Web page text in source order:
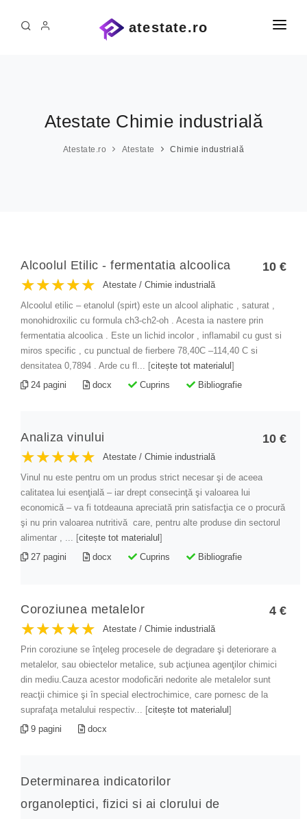
atestate.ro
Automatică
Chimie industrială
Comerț
Construcții, instalații și lucrări publice
Contabilitate
Coregrafie
Economia intreprinderii
Economie
Educație fizică și sport
Electric
Electromecanică
Electronică automatizări
Estetica și igiena corpului omenesc
Fabricarea produselor din lemn
Industrie alimentară
Informatică
Instrumente și tehnici de laborator
Limba franceză
Limba germană
Atestate Chimie industrială
Atestate.ro Atestate Chimie industrială
Alcoolul Etilic - fermentatia alcoolica 10 €
★★★★★
★★★★★
★★★★★ Atestate/ Chimie industrială
Alcoolul etilic – etanolul (spirt) este un alcool aliphatic , saturat ,
monohidroxilic cu formula ch3-ch2-oh . Acesta ia nastere prin
fermentatia alcoolica . Este un lichid incolor , inflamabil cu gust si
miros specific , cu punctual de fierbere 78,40C –114,40 C si
densitatea 0,7894 . Arde cu fl... [citește tot materialul]
24 pagini
docx Cuprins Bibliografie
Analiza vinului 10 €
★★★★★
★★★★★
★★★★★ Atestate/ Chimie industrială
Vinul nu este pentru om un produs strict necesar şi de aceea
calitatea lui esenţială – iar drept consecinţă şi valoarea lui
economică – va fi totdeauna apreciată prin satisfacţia ce o procură
şi nu prin valoarea nutritivă care, pentru alte produse din sectorul
alimentar , ... [citește tot materialul]
27 pagini
docx Cuprins Bibliografie
Coroziunea metalelor 4 €
★★★★★
★★★★★
★★★★★ Atestate/ Chimie industrială
Prin coroziune se înţeleg procesele de degradare şi deteriorare a
metalelor, sau obiectelor metalice, sub acţiunea agenţilor chimici
din mediu.Cauza acestor modoficări nedorite ale metalelor sunt
reacţii chimice şi în special electrochimice, care pornesc de la
suprafaţa metalului respectiv... [citește tot materialul]
9 pagini
docx
Determinarea indicatorilor
organoleptici, fizici si ai clorului de